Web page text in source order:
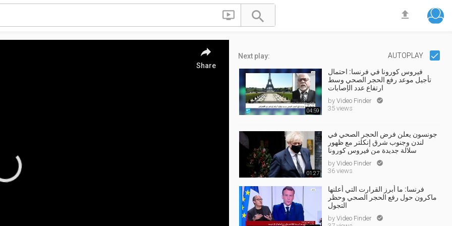

 file_upload
Next play: AUTOPLAY
04:59
فيروس كورونا في فرنسا: احتمال
تأجيل موعد رفع الحجر الصحي وسط
ارتفاع عدد الإصابات
by Video Finder 
35 views
01:27
جونسون يعلن فرض الحجر الصحي في
لندن وجنوب شرق إنكلتر مع ظهور
سلالة جديدة من فيروس كورونا
by Video Finder 
36 views
فرنسا: ما أبرز القرارت التي أعلنها
ماكرون حول رفع الحجر الصحي وحظر
التجول
by Video Finder 